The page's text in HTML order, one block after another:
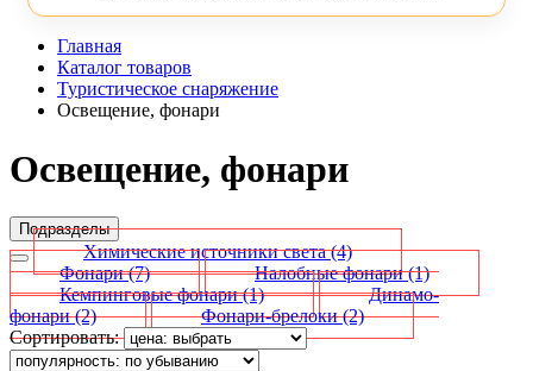
Главная
Каталог товаров
Туристическое снаряжение
Освещение, фонари
Освещение, фонари
Подразделы
Химические источники света(4)
Фонари(7) Налобные фонари(1)
Кемпинговые фонари(1)
Динамо-
фонари(2) Фонари-брелоки(2)
Сортировать: